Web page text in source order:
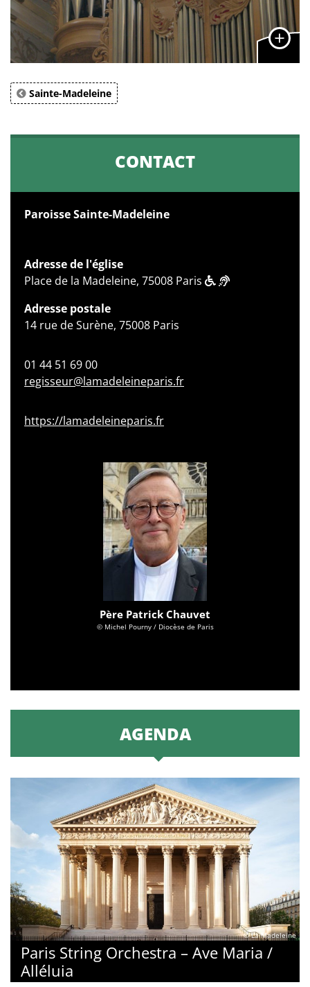
Sainte-Madeleine
CONTACT
Paroisse Sainte-Madeleine
Adresse de l'église
Place de la Madeleine, 75008 Paris
Adresse postale
14 rue de Surène, 75008 Paris
01 44 51 69 00
regisseur@lamadeleineparis.fr
https://lamadeleineparis.fr
Père Patrick Chauvet
© Michel Pourny / Diocèse de Paris
AGENDA
© La Madeleine
Paris String Orchestra – Ave Maria /
Alléluia